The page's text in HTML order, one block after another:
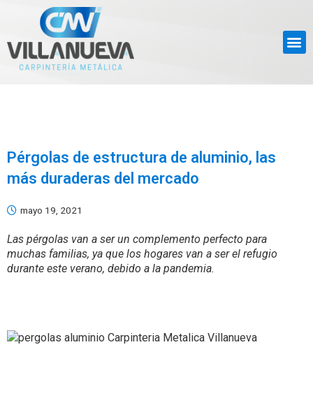
Pérgolas de estructura de aluminio, las
más duraderas del mercado
mayo 19, 2021
Las pérgolas van a ser un complemento perfecto para
muchas familias, ya que los hogares van a ser el refugio
durante este verano, debido a la pandemia.